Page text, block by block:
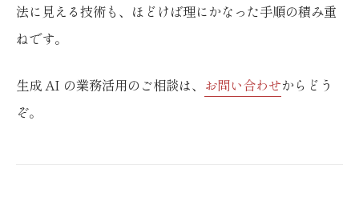
法に見える技術も、ほどけば理にかなった手順の積み重
ねです。
生成 AI の業務活用のご相談は、 お問い合わせからどう
ぞ。